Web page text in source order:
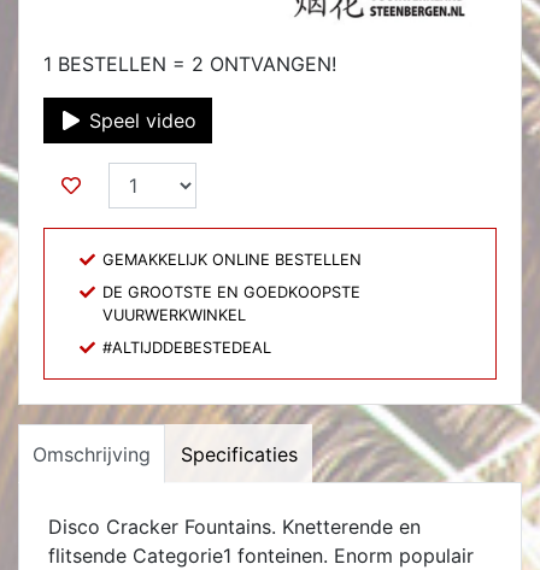
1 BESTELLEN = 2 ONTVANGEN!
Speel video
GEMAKKELIJK ONLINE BESTELLEN
DE GROOTSTE EN GOEDKOOPSTE
VUURWERKWINKEL
#ALTIJDDEBESTEDEAL
Omschrijving Specificaties
Disco Cracker Fountains. Knetterende en
flitsende Categorie1 fonteinen. Enorm populair